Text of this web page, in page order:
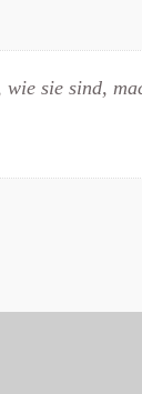
sie sind,